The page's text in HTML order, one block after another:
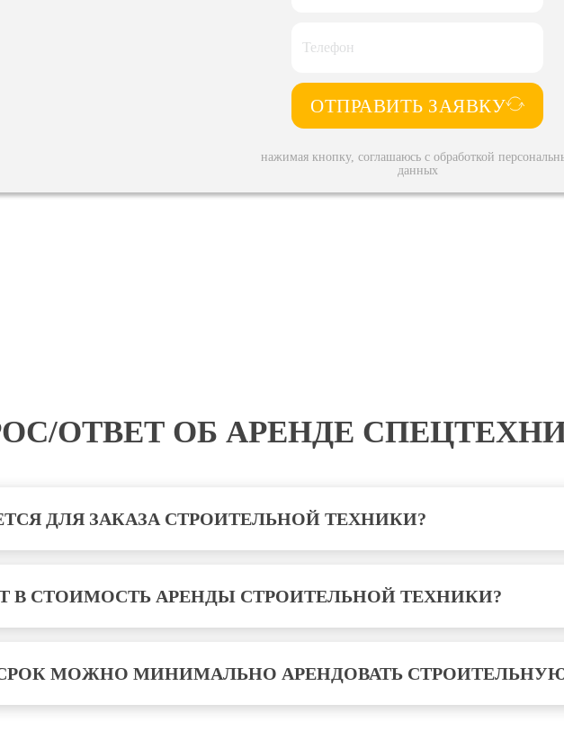
ОТПРАВИТЬ ЗАЯВКУ
нажимая кнопку, соглашаюсь с обработкой
данных
ОТВЕТ ОБ АРЕНДЕ
ДЛЯ ЗАКАЗА СТРОИТЕЛЬНОЙ ТЕХНИКИ?
В СТОИМОСТЬ АРЕНДЫ СТРОИТЕЛЬНОЙ ТЕХНИКИ?
МОЖНО МИНИМАЛЬНО АРЕНДОВАТЬ